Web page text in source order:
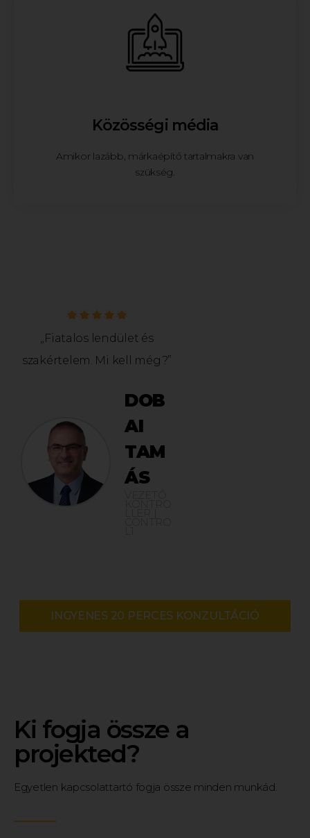
Közösségi média
Amikor lazább, márkaépítő tartalmakra van
szükség.
„Fiatalos lendület és
szakértelem. Mi kell még?”
DOB
AI
TAM
ÁS
INGYENES 20 PERCES KONZULTÁCIÓ
Ki fogja össze a
projekted?
Egyetlen kapcsolattartó fogja össze minden munkád.